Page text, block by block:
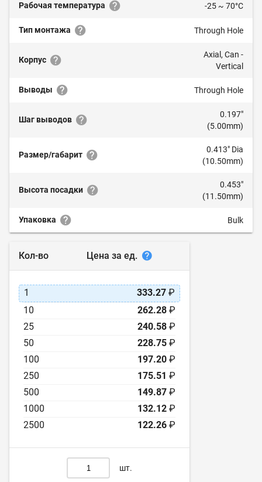
Рабочая температура -25 ~ 70°C
Тип монтажа Through Hole
Корпус
Axial, Can -
Vertical
Выводы Through Hole
Шаг выводов
0.197"
(5.00mm)
Размер/габарит
0.413" Dia
(10.50mm)
Высота посадки
0.453"
(11.50mm)
Упаковка Bulk
Кол-во Цена за ед.
1 333.27 ₽
10
262.28 ₽
25
240.58 ₽
50
228.75 ₽
100
197.20 ₽
250
175.51 ₽
500
149.87 ₽
1000
132.12 ₽
2500
122.26 ₽
шт.